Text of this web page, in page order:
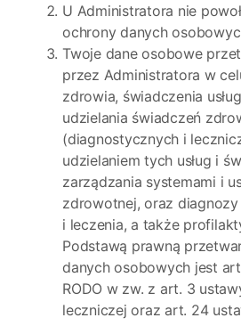
U Administratora nie
ochrony danych
Twoje dane osobowe
przez Administratora w
zdrowia, świadczenia
udzielania świadczeń
(diagnostycznych i
udzielaniem tych usług i
zarządzania systemami i
zdrowotnej, oraz
i leczenia, a także
Podstawą prawną
danych osobowych jest
RODO w zw. z art. 3
leczniczej oraz art. 24